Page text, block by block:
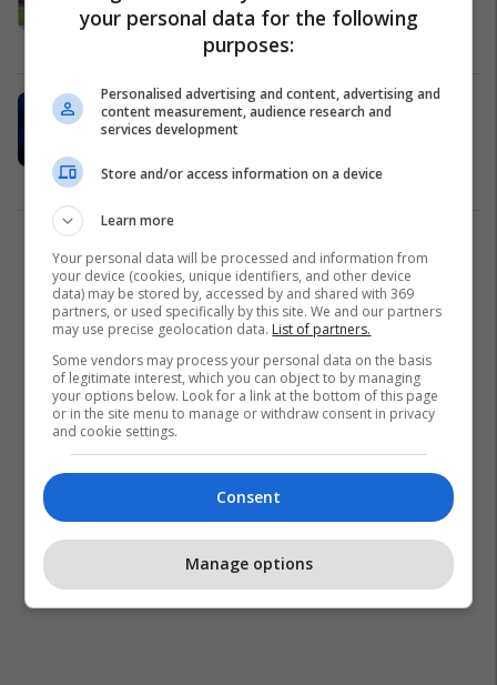
Franco Fodas në krye të Kosovës
Kombëtarja e Kosovës
Formacioni i mundshëm i Kosovës
ndaj Zvicrës – Gliha me shumë
Kombëtarja e Kosovës 18/11/2023
1
your personal data for the following
purposes:
Personalised advertising and content, advertising and
content measurement, audience research and
services development
Store and/or access information on a device
Learn more
Your personal data will be processed and information from
your device (cookies, unique identifiers, and other device
data) may be stored by, accessed by and shared with 369
partners, or used specifically by this site. We and our partners
may use precise geolocation data. List of partners.
Some vendors may process your personal data on the basis
of legitimate interest, which you can object to by managing
your options below. Look for a link at the bottom of this page
or in the site menu to manage or withdraw consent in privacy
and cookie settings.
Consent
Manage options